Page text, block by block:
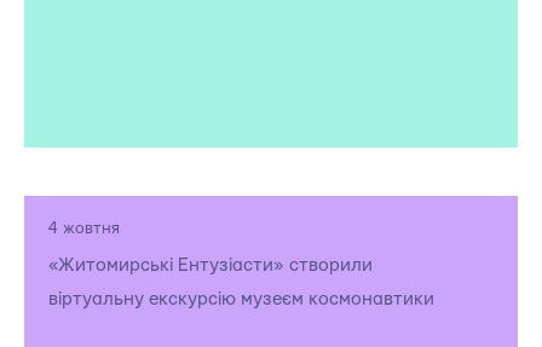
4 жовтня
«Житомирські Ентузіасти» створили
віртуальну екскурсію музеєм космонавтики